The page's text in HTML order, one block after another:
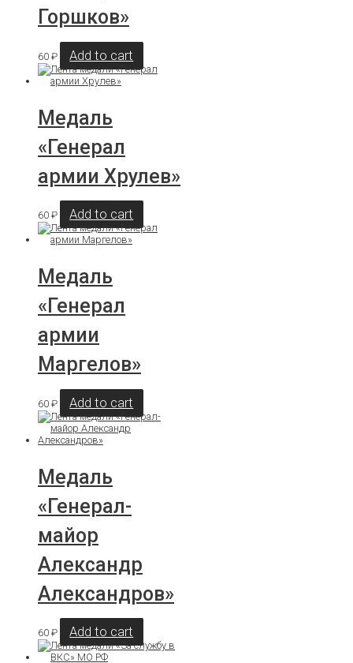
Горшков»
60 ₽ Add to cart
Медаль
«Генерал
армии Хрулев»
60 ₽ Add to cart
Медаль
«Генерал
армии
Маргелов»
60 ₽ Add to cart
Медаль
«Генерал-
майор
Александр
Александров»
60 ₽ Add to cart